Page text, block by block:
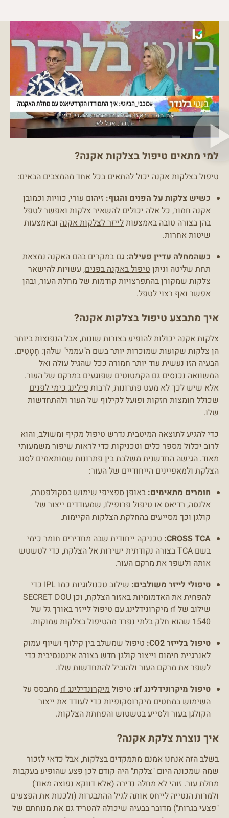
למי מתאים טיפול בצלקות אקנה?
טיפול בצלקות אקנה יכול להתאים בכל אחד מהמצבים הבאים:
כשיש צלקות על הפנים והגוף: זיהום עורי, כוויות וכמובן
אקנה חמור, כל אלה יכולים להשאיר צלקות ואפשר לטפל
בהן בצורה טובה באמצעותלייזר לצלקות אקנה ובאמצעות
שיטות אחרות.
כשהמחלה עדיין פעילה: גם במקרים בהם האקנה נמצאת
תחת שליטה וניתןטיפול באקנה בפנים, עשויות להישאר
צלקות שמקורן בהתפרצויות קודמות של מחלת העור, ובהן
אפשר ואף רצוי לטפל.
איך מתבצע טיפול בצלקות אקנה?
צלקות אקנה יכולות להופיע בצורות שונות, אבל הנפוצות ביותר
הן צלקות שקועות שמוכרות יותר בשם ה"עממי" שלהן: חָטָטִים.
הבעיה הזו נעשית עוד יותר חמורה ככל שהגיל עולה ואל
המשוואה נכנסים גם הקמטוטים שפוגעים במרקם של העור.
אלא שיש לכך לא מעט פתרונות, לרבותפילינג כימי לפנים
שכולל חומצות חזקות ופועל לקילוף של העור ולהתחדשות
שלו.
כדי להגיע לתוצאה המיטבית נדרש טיפול מקיף ומשולב, והוא
לרוב יכלול מספר כלים וטכניקות כדי לראות שיפור משמעותי
מאוד. הגישה החדשנית משלבת בין פתרונות שמותאמים לסוג
הצלקת ולמאפיינים הייחודיים של העור:
חומרים מתאימים: באופן ספציפי שימוש בסקולפטרה,
אלנסה, רדיאס אוטיפול פרופילו, שמעודדים ייצור של
קולגן וכך מסייעים בהחלקת הצלקות הקיימות.
CROSS TCA: טכניקה ייחודית שבה מחדירים חומר כימי
בשם TCA בצורה נקודתית ישירות אל הצלקת, כדי לטשטש
אותה ולשפר את מרקם העור.
טיפולי לייזר משולבים:
שילוב טכנולוגיות כמו IPL כדי
להפחית את האדמומיות באזור הצלקת, וכן SECRET DOU
שילוב של rf מיקרונידלינג עם טיפול לייזר באורך גל של
1540 שהוא חלק בלתי נפרד מהטיפול בצלקות עמוקות.
טיפול בלייזר CO2:
טיפול שמשלב בין קילוף ושיוף עמוק
לאנרגיית חימום וייצור קולגן חדש בצורה אינטנסיבית כדי
לשפר את מרקם העור ולהוביל להתחדשות שלו.
טיפול מיקרונידלינג rf:
טיפולמיקרונדילינג rf
מתבסס על
השימוש במחטים מיקרוסקופיות כדי לעודד את ייצור
הקולגן בעור ולסייע בטשטוש והפחתת הצלקות.
איך נוצרת צלקת אקנה?
בשלב הזה אנחנו אמנם מתמקדים בצלקות, אבל כדאי לזכור
שמה שמכונה היום "צלקת" היה קודם לכן פצע שהופיע בעקבות
מחלת עור. זוהי לא מחלה נדירה (אלא דווקא נפוצה מאוד)
ולמרות הנטייה לייחס אותה לגיל ההתבגרות (ולכנות את הפצעים
"פצעי בגרות") מדובר בבעיה שיכולה להטריד גם את מנוחתם של